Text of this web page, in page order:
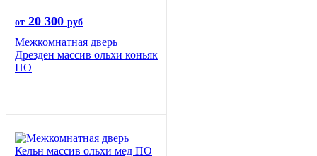
от 20 300 руб
Межкомнатная дверь
Дрезден массив ольхи коньяк
ПО